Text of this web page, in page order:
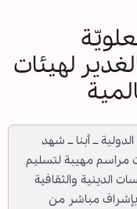
لهيئات
ــ أبنا ــ شهد
مراسم مهيبة لتسليم
الدينية والثقافية
مباشر من